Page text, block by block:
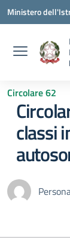
Vai ai contenuti
Vai al menu di
Vai al footer
Ministero
Circolare 62
classi